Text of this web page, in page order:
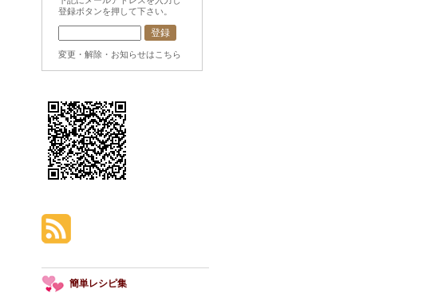
登録ボタンを押して下さい。
変更・解除・お知らせはこちら
簡単レシピ集